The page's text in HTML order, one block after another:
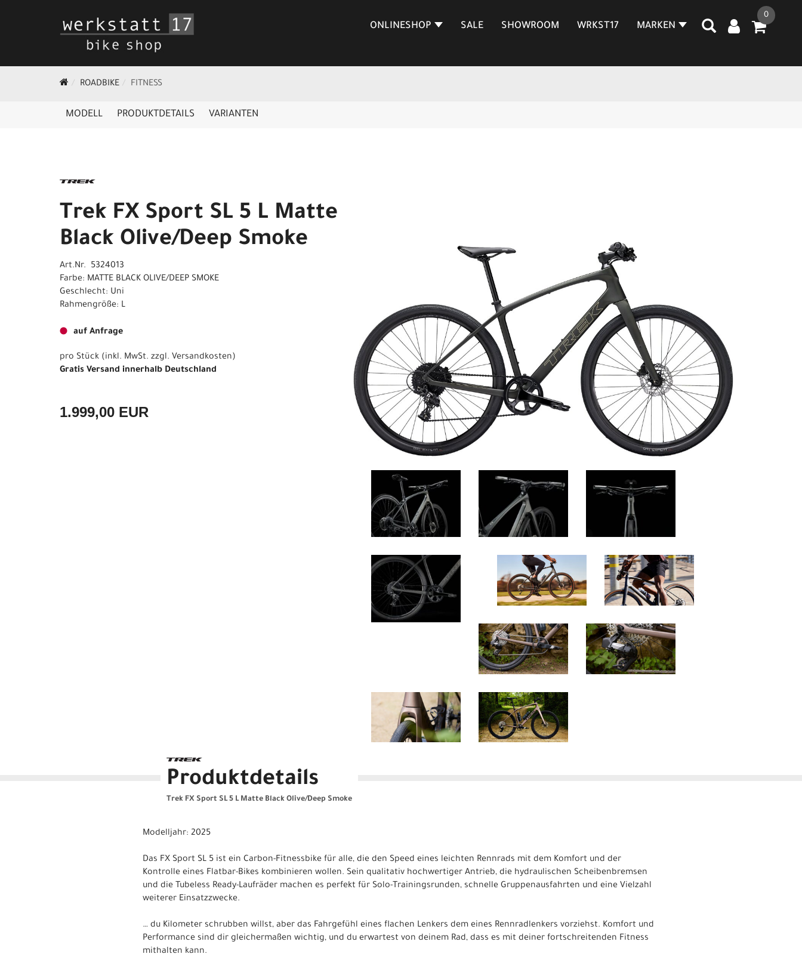
0
ONLINESHOP SALE SHOWROOM WRKST17 MARKEN
ROADBIKE FITNESS
MODELL PRODUKTDETAILS VARIANTEN
Trek FX Sport SL 5 L Matte
Black Olive/Deep Smoke
Art.Nr. 5324013
Farbe: MATTE BLACK OLIVE/DEEP SMOKE
Geschlecht: Uni
Rahmengröße: L
auf Anfrage
pro Stück (inkl. MwSt. zzgl. Versandkosten)
Gratis Versand innerhalb Deutschland
1.999,00 EUR
Produktdetails
Trek FX Sport SL 5 L Matte Black Olive/Deep Smoke
Modelljahr: 2025
Das FX Sport SL 5 ist ein Carbon-Fitnessbike für alle, die den Speed eines leichten Rennrads mit dem Komfort und der
Kontrolle eines Flatbar-Bikes kombinieren wollen. Sein qualitativ hochwertiger Antrieb, die hydraulischen Scheibenbremsen
und die Tubeless Ready-Laufräder machen es perfekt für Solo-Trainingsrunden, schnelle Gruppenausfahrten und eine Vielzahl
weiterer Einsatzzwecke.
… du Kilometer schrubben willst, aber das Fahrgefühl eines flachen Lenkers dem eines Rennradlenkers vorziehst. Komfort und
Performance sind dir gleichermaßen wichtig, und du erwartest von deinem Rad, dass es mit deiner fortschreitenden Fitness
mithalten kann.